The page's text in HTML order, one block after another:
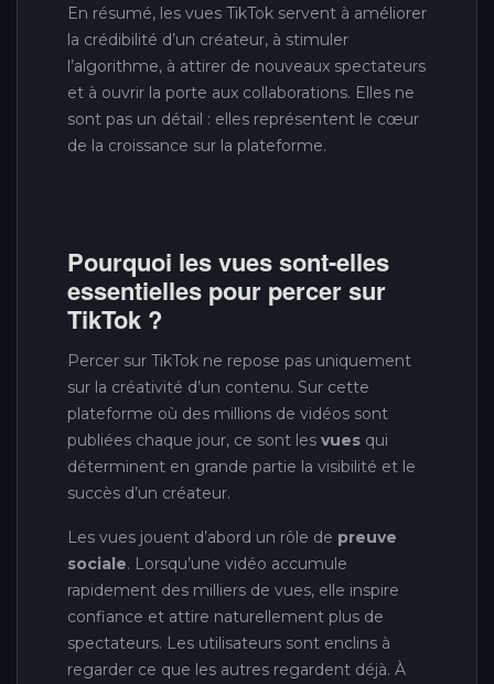
En résumé, les vues TikTok servent à améliorer
la crédibilité d’un créateur, à stimuler
l’algorithme, à attirer de nouveaux spectateurs
et à ouvrir la porte aux collaborations. Elles ne
sont pas un détail : elles représentent le cœur
de la croissance sur la plateforme.
Pourquoi les vues sont-elles
essentielles pour percer sur
TikTok ?
Percer sur TikTok ne repose pas uniquement
sur la créativité d’un contenu. Sur cette
plateforme où des millions de vidéos sont
publiées chaque jour, ce sont les vues qui
déterminent en grande partie la visibilité et le
succès d’un créateur.
Les vues jouent d’abord un rôle de preuve
sociale. Lorsqu’une vidéo accumule
rapidement des milliers de vues, elle inspire
confiance et attire naturellement plus de
spectateurs. Les utilisateurs sont enclins à
regarder ce que les autres regardent déjà. À